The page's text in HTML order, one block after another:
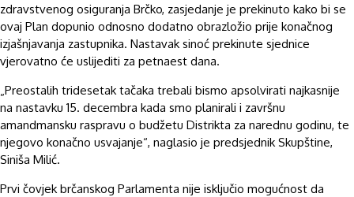
zdravstvenog osiguranja Brčko, zasjedanje je prekinuto kako bi se
ovaj Plan dopunio odnosno dodatno obrazložio prije konačnog
izjašnjavanja zastupnika. Nastavak sinoć prekinute sjednice
vjerovatno će uslijediti za petnaest dana.
„Preostalih tridesetak tačaka trebali bismo apsolvirati najkasnije
na nastavku 15. decembra kada smo planirali i završnu
amandmansku raspravu o budžetu Distrikta za narednu godinu, te
njegovo konačno usvajanje“, naglasio je predsjednik Skupštine,
Siniša Milić.
Prvi čovjek brčanskog Parlamenta nije isključio mogućnost da